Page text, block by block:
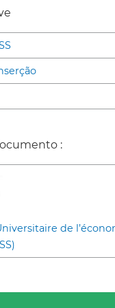
:
de